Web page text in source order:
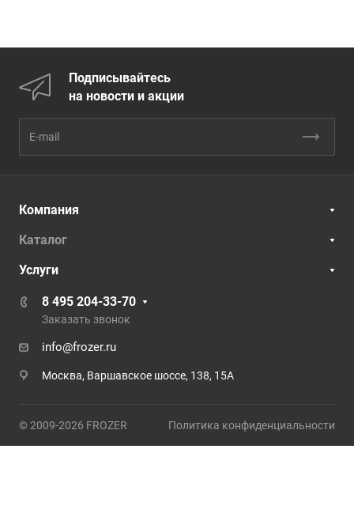
Подписывайтесь
на новости и акции
Компания
Каталог
Услуги
8 495 204-33-70
Заказать звонок
info@frozer.ru
Москва, Варшавское шоссе, 138, 15А
© 2009-2026 FROZER Политика конфиденциальности